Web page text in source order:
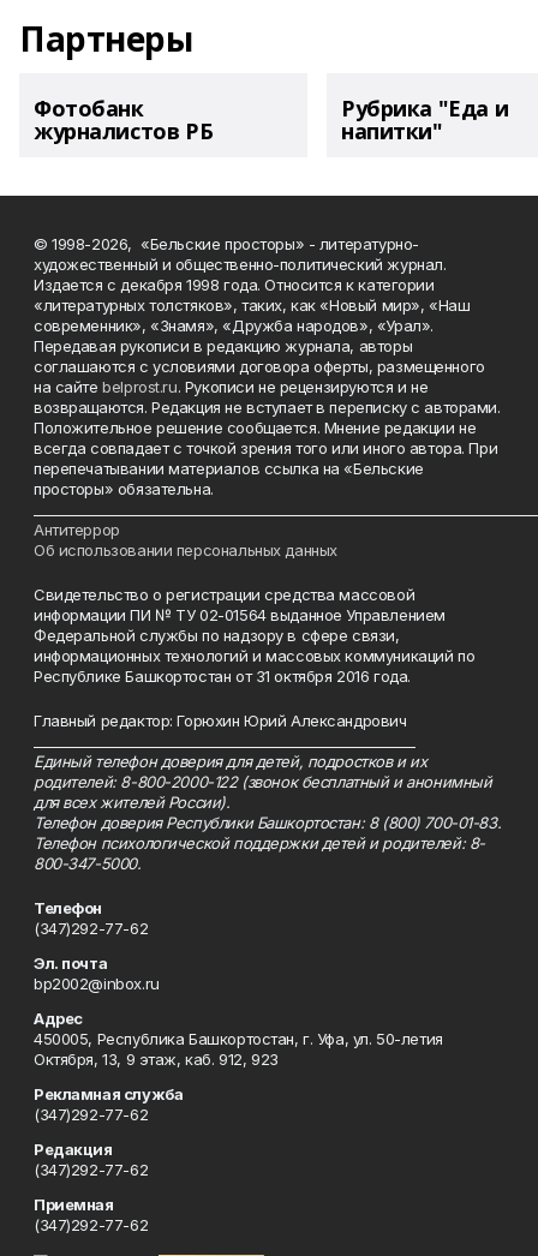
Партнеры
Фотобанк
журналистов РБ
Рубрика "Еда и
напитки"
© 1998-2026, «Бельские просторы» - литературно-
художественный и общественно-политический журнал.
Издается с декабря 1998 года. Относится к категории
«литературных толстяков», таких, как «Новый мир», «Наш
современник», «Знамя», «Дружба народов», «Урал».
Передавая рукописи в редакцию журнала, авторы
соглашаются с условиями договора оферты, размещенного
на сайтеbelprost.ru. Рукописи не рецензируются и не
возвращаются. Редакция не вступает в переписку с авторами.
Положительное решение сообщается. Мнение редакции не
всегда совпадает с точкой зрения того или иного автора. При
перепечатывании материалов ссылка на «Бельские
просторы» обязательна.
Антитеррор
Об использовании персональных данных
Свидетельство о регистрации средства массовой
информации ПИ № ТУ 02-01564 выданное Управлением
Федеральной службы по надзору в сфере связи,
информационных технологий и массовых коммуникаций по
Республике Башкортостан от 31 октября 2016 года.
Главный редактор: Горюхин Юрий Александрович
Единый телефон доверия для детей, подростков и их
родителей: 8-800-2000-122 (звонок бесплатный и анонимный
для всех жителей России).
Телефон доверия Республики Башкортостан: 8 (800) 700-01-83.
Телефон психологической поддержки детей и родителей: 8-
800-347-5000.
Телефон
(347)292-77-62
Эл. почта
bp2002@inbox.ru
Адрес
450005, Республика Башкортостан, г. Уфа, ул. 50-летия
Октября, 13, 9 этаж, каб. 912, 923
Рекламная служба
(347)292-77-62
Редакция
(347)292-77-62
Приемная
(347)292-77-62